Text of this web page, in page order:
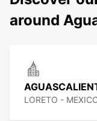
around
LORETO -